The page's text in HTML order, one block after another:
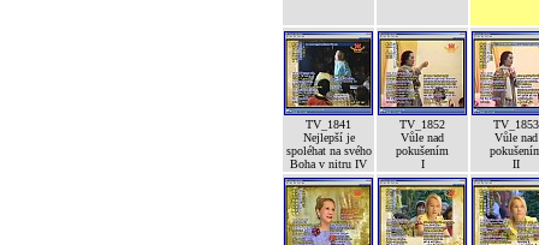
TV_1841
Nejlepší je
spoléhat na svého
Boha v nitru IV
TV_1852
Vůle nad
pokušením
I
TV_1853
Vůle nad
II